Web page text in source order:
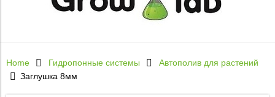
Home Гидропонные системы
Автополив для растений
Заглушка 8мм